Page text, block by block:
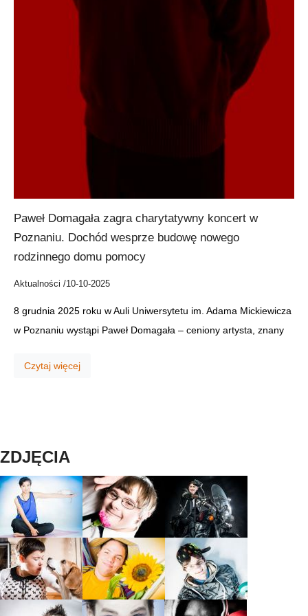
Paweł Domagała zagra charytatywny koncert w
Poznaniu. Dochód wesprze budowę nowego
rodzinnego domu pomocy
Aktualności /10-10-2025
8 grudnia 2025 roku w Auli Uniwersytetu im. Adama Mickiewicza
w Poznaniu wystąpi Paweł Domagała – ceniony artysta, znany
Czytaj więcej
ZDJĘCIA